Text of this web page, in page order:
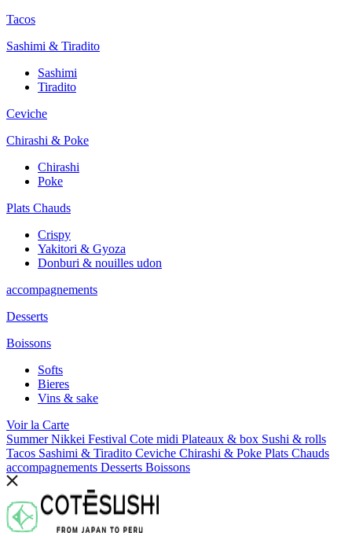
Tacos
Sashimi & Tiradito
Sashimi
Tiradito
Ceviche
Chirashi & Poke
Chirashi
Poke
Plats Chauds
Crispy
Yakitori & Gyoza
Donburi & nouilles udon
accompagnements
Desserts
Boissons
Softs
Bieres
Vins & sake
Voir la Carte
Summer Nikkei Festival Cote midi Plateaux & box Sushi & rolls
Tacos Sashimi & Tiradito Ceviche Chirashi & Poke Plats Chauds
accompagnements Desserts Boissons